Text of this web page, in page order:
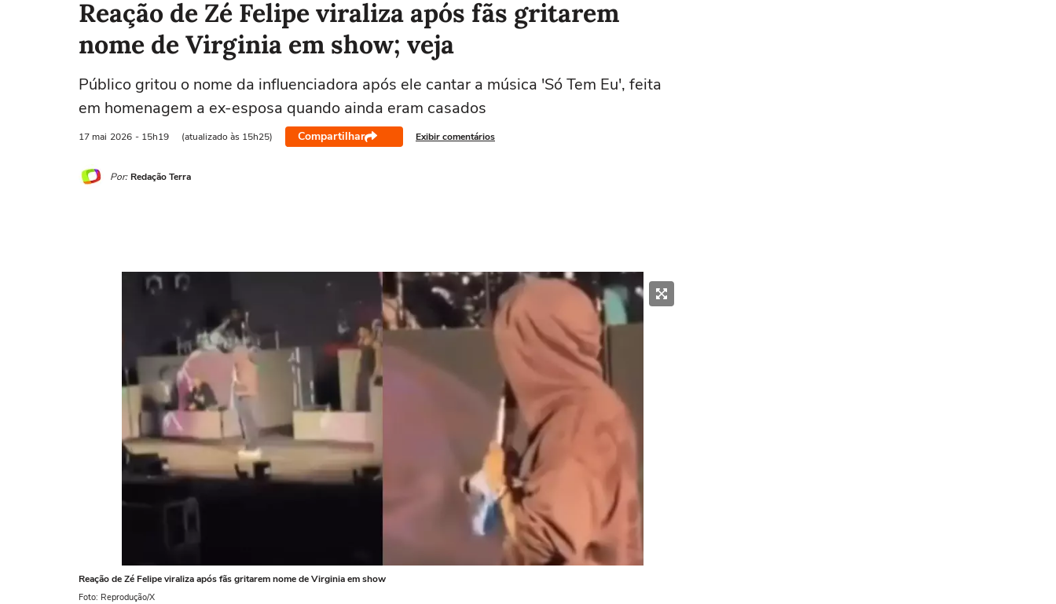
Reação de Zé Felipe viraliza após fãs gritarem
nome de Virginia em show; veja
Público gritou o nome da influenciadora após ele cantar a música 'Só Tem Eu', feita
em homenagem a ex-esposa quando ainda eram casados
17 mai 2026 - 15h19 (atualizado às 15h25) Compartilhar Exibir comentários
Por: Redação Terra
Reação de Zé Felipe viraliza após fãs gritarem nome de Virginia em show
Foto: Reprodução/X